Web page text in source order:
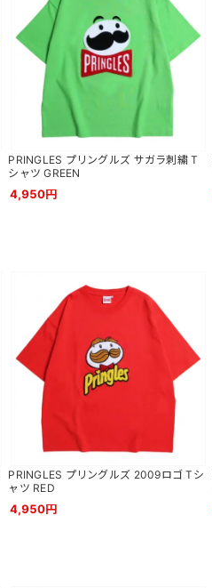
PRINGLES プリングルズ サガラ刺繍 T
シャツ GREEN
4,950円
PRINGLES プリングルズ 2009ロゴ Tシ
ャツ RED
4,950円